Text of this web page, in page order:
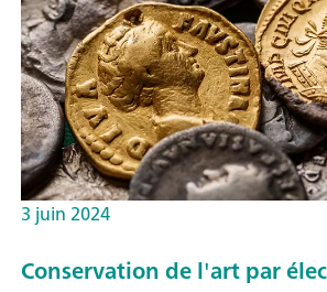
3 juin 2024
Conservation de l'art par